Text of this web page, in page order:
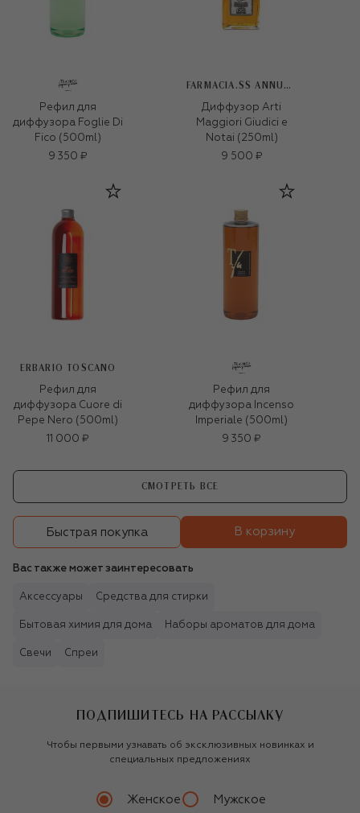
Рефил для
диффузора Foglie Di
Fico (500ml)
9 350 ₽
FARMACIA.SS ANNUNZIATA 1561
Диффузор Arti
Maggiori Giudici e
Notai (250ml)
9 500 ₽
ERBARIO TOSCANO
Рефил для
диффузора Cuore di
Pepe Nero (500ml)
11 000 ₽
Рефил для
диффузора Incenso
Imperiale (500ml)
9 350 ₽
СМОТРЕТЬ ВСЕ
Быстрая покупка В корзину
Вас также может заинтересовать
Аксессуары Средства для стирки
Бытовая химия для дома Наборы ароматов для дома
Свечи Спреи
ПОДПИШИТЕСЬ НА РАССЫЛКУ
Чтобы первыми узнавать об эксклюзивных новинках и
специальных предложениях
Женское Мужское